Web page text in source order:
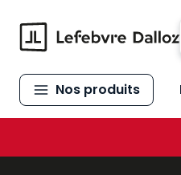
Nos produits